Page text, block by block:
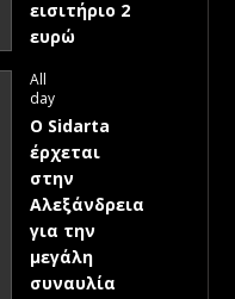
εισιτήριο 2
ευρώ
All
day
Ο Sidarta
έρχεται
στην
Αλεξάνδρεια
για την
μεγάλη
συναυλία